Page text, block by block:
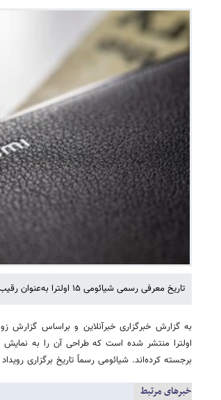
تاریخ معرفی رسمی شیائومی ۱۵ اولترا به‌عنوان رقیب گلکسی S۲۵ اولترا مشخص شد.
اولترا منتشر شده است که طراحی آن را به نمایش
برجسته کرده‌اند. شیائومی رسماً تاریخ برگزاری
خبرهای مرتبط